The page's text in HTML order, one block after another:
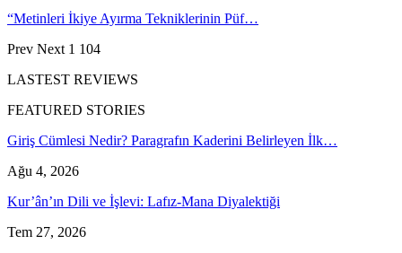
“Metinleri İkiye Ayırma Tekniklerinin Püf…
Prev Next 1 104
LASTEST REVIEWS
FEATURED STORIES
Giriş Cümlesi Nedir? Paragrafın Kaderini Belirleyen İlk…
Ağu 4, 2026
Kur’ân’ın Dili ve İşlevi: Lafız-Mana Diyalektiği
Tem 27, 2026